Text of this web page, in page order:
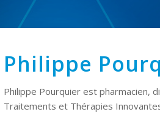
Philippe
Philippe Pourquier est pharmacien,
Traitements et Thérapies